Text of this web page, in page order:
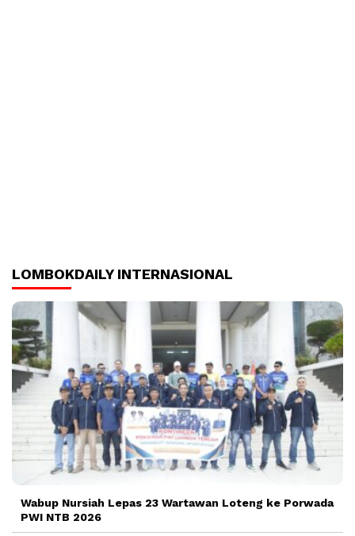
LOMBOKDAILY INTERNASIONAL
Wabup Nursiah Lepas 23 Wartawan Loteng ke Porwada
PWI NTB 2026